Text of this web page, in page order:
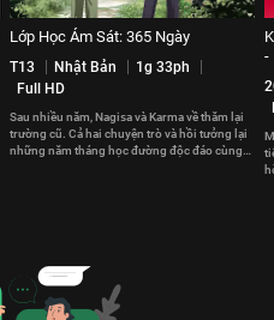
Lớp Học Ám Sát: 365 Ngày
T13 Nhật Bản
1g 33ph
Full HD
Sau nhiều năm, Nagisa và Karma về thăm lại
trường cũ. Cả hai chuyện trò và hồi tưởng lại
những năm tháng học đường độc đáo cùng
-